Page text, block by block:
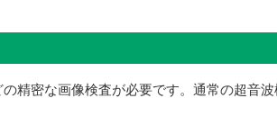
精密な画像検査が必要です。通常の超音